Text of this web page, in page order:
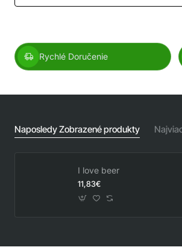
Rychlé Doručenie
Naposledy Zobrazené produkty
I love beer
11,83€